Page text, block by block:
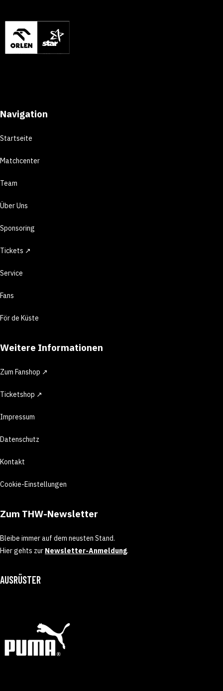
Navigation
Startseite
Matchcenter
Team
Über Uns
Sponsoring
Tickets ↗
Service
Fans
För de Küste
Weitere Informationen
Zum Fanshop ↗
Ticketshop ↗
Impressum
Datenschutz
Kontakt
Cookie-Einstellungen
Zum THW-Newsletter
Bleibe immer auf dem neusten Stand.
Hier gehts zur Newsletter-Anmeldung.
AUSRÜSTER